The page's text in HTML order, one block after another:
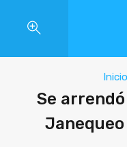
Inicio
Se
Janequeo